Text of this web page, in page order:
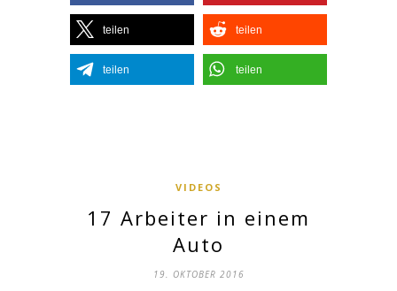
teilen teilen
teilen teilen
VIDEOS
17 Arbeiter in einem
Auto
19. OKTOBER 2016